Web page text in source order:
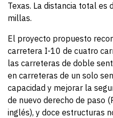
Texas. La distancia total es
millas.
El proyecto propuesto
carretera I-10 de cuatro
las carreteras de doble
en carreteras de un solo
capacidad y mejorar la
de nuevo derecho de paso
inglés), y doce estructuras